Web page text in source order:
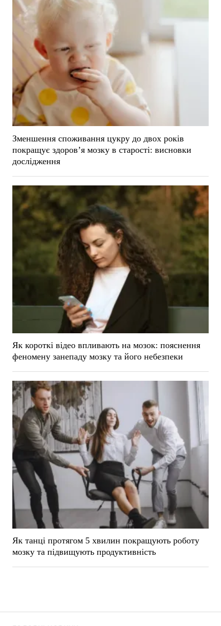
Зменшення споживання цукру до двох років
покращує здоров’я мозку в старості: висновки
дослідження
Як короткі відео впливають на мозок: пояснення
феномену занепаду мозку та його небезпеки
Як танці протягом 5 хвилин покращують роботу
мозку та підвищують продуктивність